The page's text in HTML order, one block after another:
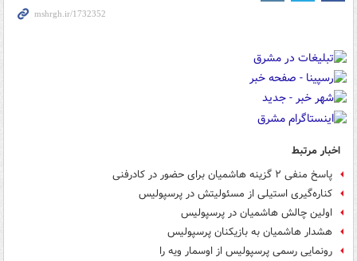
اخبار مرتبط
پاسخ منفی ۲ گزینه هاشمیان برای حضور در کادرفنی
کناره‌گیری استیلی از مسئولیتش در پرسپولیس
اولین چالش هاشمیان در پرسپولیس
هشدار هاشمیان به بازیکنان پرسپولیس
رونمایی رسمی پرسپولیس از اوسمار ویه را